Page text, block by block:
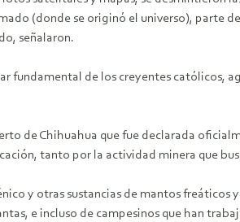
(donde se originó el universo), parte
señalaron.
fundamental de los creyentes
de Chihuahua que fue declarada
tanto por la actividad minera que
y otras sustancias de mantos freáticos
e incluso de campesinos que han